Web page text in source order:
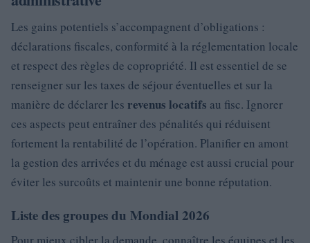
Les gains potentiels s’accompagnent d’obligations :
déclarations fiscales, conformité à la réglementation locale
et respect des règles de copropriété. Il est essentiel de se
renseigner sur les taxes de séjour éventuelles et sur la
manière de déclarer les revenus locatifs au fisc. Ignorer
ces aspects peut entraîner des pénalités qui réduisent
fortement la rentabilité de l’opération. Planifier en amont
la gestion des arrivées et du ménage est aussi crucial pour
éviter les surcoûts et maintenir une bonne réputation.
Liste des groupes du Mondial 2026